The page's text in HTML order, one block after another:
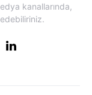
kanallarında,